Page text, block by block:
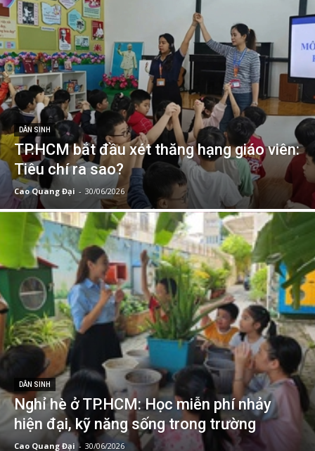
DÂN SINH
TP.HCM bắt đầu xét thăng hạng giáo viên:
Tiêu chí ra sao?
Cao Quang Đại - 30/06/2026
DÂN SINH
Nghỉ hè ở TP.HCM: Học miễn phí nhảy
hiện đại, kỹ năng sống trong trường
Cao Quang Đại - 30/06/2026